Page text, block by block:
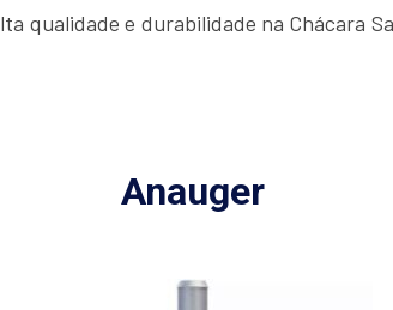
qualidade e durabilidade na Chácara
Anauger